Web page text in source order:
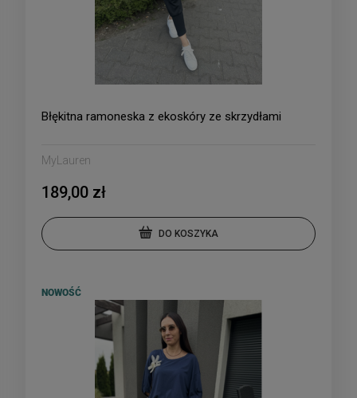
Błękitna ramoneska z ekoskóry ze skrzydłami
MyLauren
189,00 zł
DO KOSZYKA
NOWOŚĆ